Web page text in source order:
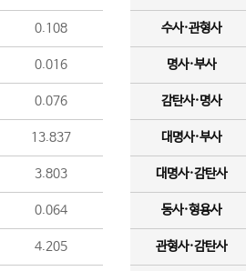
0.108
0.016
0.076
13.837
3.803
0.064
4.205
수사·관형사
명사·부사
감탄사·명사
대명사·부사
대명사·감탄사
동사·형용사
관형사·감탄사